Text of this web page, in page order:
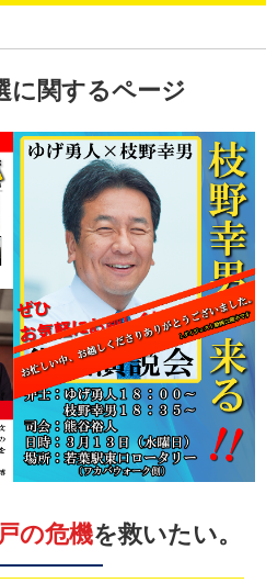
に関するページ
の危機を救いたい。